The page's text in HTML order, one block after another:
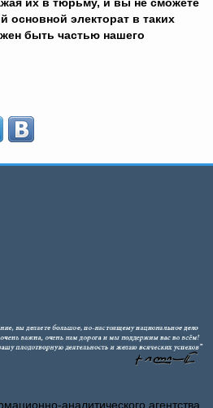
основной электорат в таких
быть частью нашего
аналитического агентства